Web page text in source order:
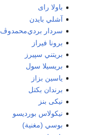
باولا راى
آشلي بايدن
سردار بردي‌محمدوڤ
برونا فيراز
بريتني سپيرز
بريسيلا سول
ياسين بزاز
برندان بكتل
نيكى بنز
نيكولاس بورديسو
بوسي (مغنية)